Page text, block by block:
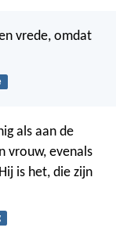
vrede, omdat
als aan de
vrouw, evenals
is het, die zijn